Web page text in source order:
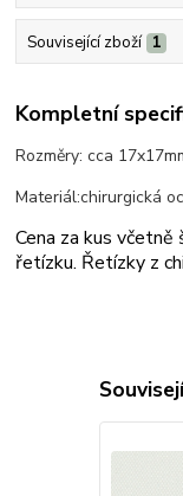
Související zboží 1
Kompletní
Rozměry: cca
Materiál:chirurgická
Cena za kus včetně
řetízku. Řetízky z